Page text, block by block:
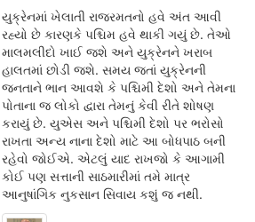
યુક્રેનમાં ખેલાતી રાજરમતનો હવે અંત આવી
રહ્યો છે કારણકે પશ્ચિમ હવે થાકી ગયું છે. તેઓ
માલમલીદો ખાઈ જશે અને યુક્રેનને ખરાબ
હાલતમાં છોડી જશે. સમય જતાં યુક્રેનની
જનતાને ભાન આવશે કે પશ્ચિમી દેશો અને તેમના
પોતાના જ લોકો દ્વારા તેમનું કેવી રીતે શોષણ
કરાયું છે. યુએસ અને પશ્ચિમી દેશો પર ભરોસો
રાખતા અન્ય નાના દેશો માટે આ બોધપાઠ બની
રહેવો જોઈએ. એટલું યાદ રાખજો કે આગામી
કોઈ પણ સત્તાની સાઠમારીમાં તમે માત્ર
આનુષાંગિક નુકસાન સિવાય કશું જ નથી.